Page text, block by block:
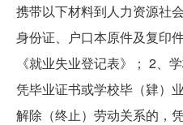
携带以下材料到人力资源社
身份证、户口本原件及复印
《就业失业登记表》； 2、
凭毕业证书或学校毕（肄）
解除（终止）劳动关系的，